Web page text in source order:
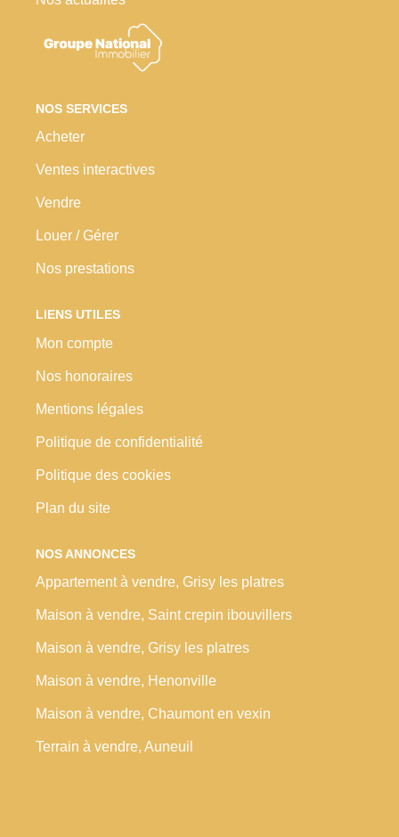
NOS CLIENTS
Nos Prestations
NOS SERVICES
Acheter
Ventes interactives
Vendre
Louer / Gérer
Nos prestations
LIENS UTILES
Mon compte
Nos honoraires
Mentions légales
Politique de confidentialité
Politique des cookies
Plan du site
NOS ANNONCES
Appartement à vendre, Grisy les platres
Maison à vendre, Saint crepin ibouvillers
Maison à vendre, Grisy les platres
Maison à vendre, Henonville
Maison à vendre, Chaumont en vexin
Terrain à vendre, Auneuil